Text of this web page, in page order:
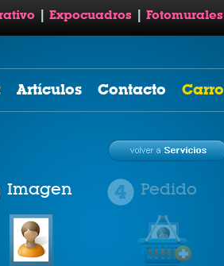
Expocuadros Fotomurales
Artículos Contacto Carro
Imagen Pedido